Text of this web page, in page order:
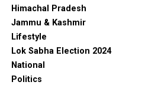
Himachal Pradesh
Jammu & Kashmir
Lifestyle
Lok Sabha Election 2024
National
Politics